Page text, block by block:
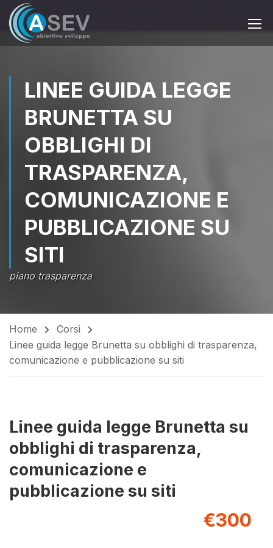
LINEE GUIDA LEGGE
BRUNETTA SU
OBBLIGHI DI
TRASPARENZA,
COMUNICAZIONE E
PUBBLICAZIONE SU
SITI
piano trasparenza
Home
Corsi
Linee guida legge Brunetta su obblighi di trasparenza,
comunicazione e pubblicazione su siti
Linee guida legge Brunetta su
obblighi di trasparenza,
comunicazione e
pubblicazione su siti
€300